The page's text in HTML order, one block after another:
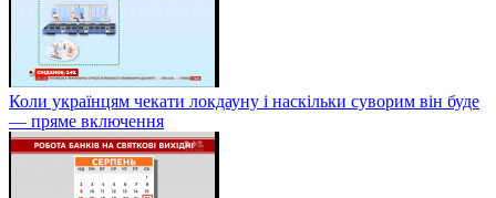
Коли українцям чекати локдауну і наскільки суворим він буде
— пряме включення